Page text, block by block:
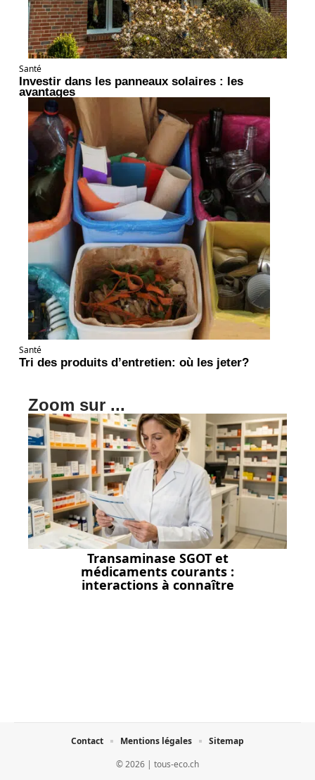
Santé
Investir dans les panneaux solaires : les
avantages
Santé
Tri des produits d’entretien: où les jeter?
Zoom sur ...
Transaminase SGOT et
médicaments courants :
interactions à connaître
© 2026 | tous-eco.ch
Contact Mentions légales Sitemap